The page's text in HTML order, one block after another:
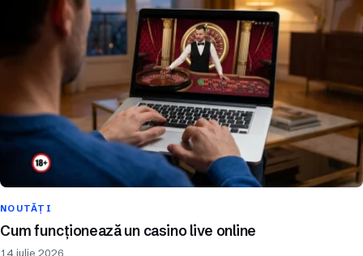
NOUTĂȚI
Cum funcționează un casino live online
14 iulie 2026